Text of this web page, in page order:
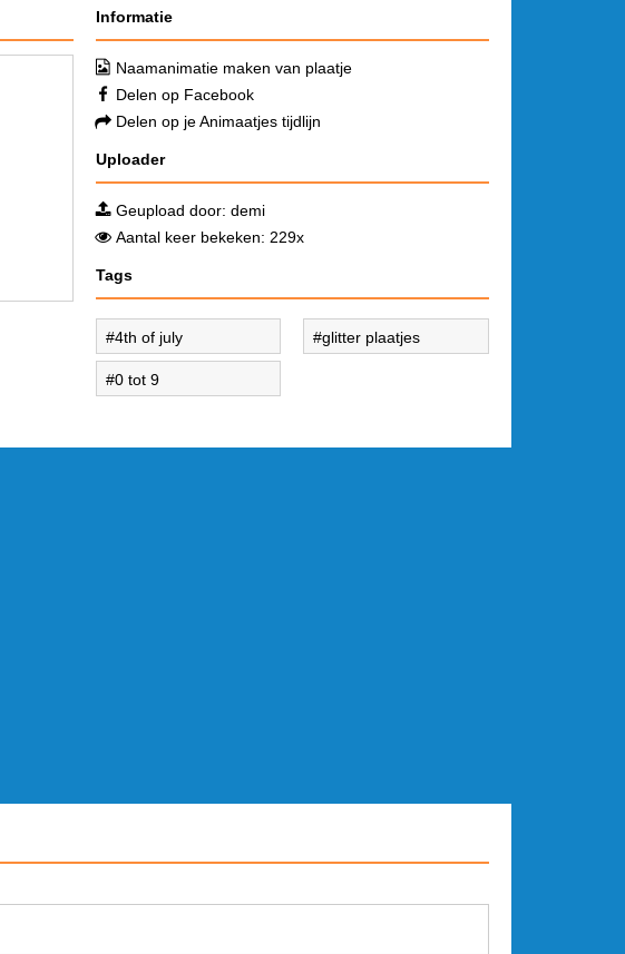
Informatie
Naamanimatie maken van plaatje
Delen op Facebook
Delen op je Animaatjes tijdlijn
Uploader
Geupload door: demi
Aantal keer bekeken: 229x
Tags
4th of july glitter plaatjes
0 tot 9